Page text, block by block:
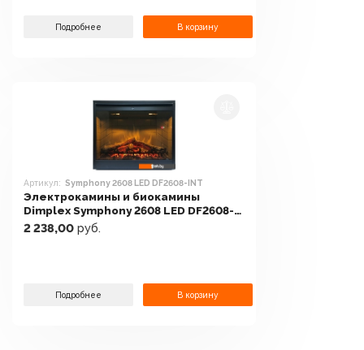
Подробнее В корзину
Артикул: Symphony 2608 LED DF2608-INT
Электрокамины и биокамины
Dimplex Symphony 2608 LED DF2608-
INT
2 238,00 руб.
Подробнее В корзину